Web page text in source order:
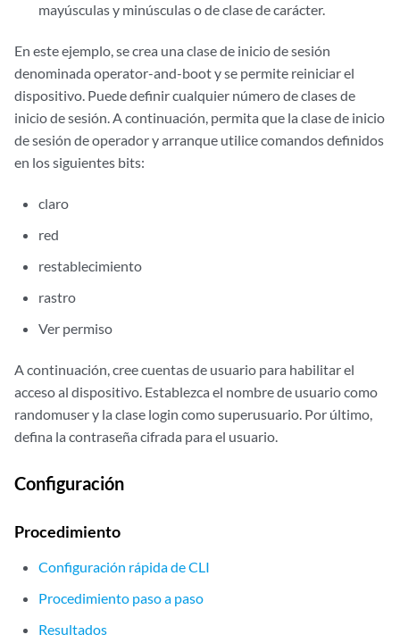
mayúsculas y minúsculas o de clase de carácter.
En este ejemplo, se crea una clase de inicio de sesión
denominada operator-and-boot y se permite reiniciar el
dispositivo. Puede definir cualquier número de clases de
inicio de sesión. A continuación, permita que la clase de inicio
de sesión de operador y arranque utilice comandos definidos
en los siguientes bits:
claro
red
restablecimiento
rastro
Ver permiso
A continuación, cree cuentas de usuario para habilitar el
acceso al dispositivo. Establezca el nombre de usuario como
randomuser y la clase login como superusuario. Por último,
defina la contraseña cifrada para el usuario.
Configuración
Procedimiento
Configuración rápida de CLI
Procedimiento paso a paso
Resultados